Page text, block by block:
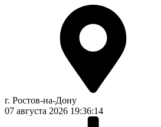
г. Ростов-на-Дону
07 августа 2026 19:36:14